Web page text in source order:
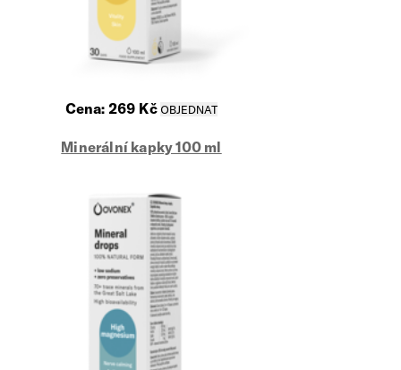
Cena: 269 Kč
Minerální kapky 100 ml